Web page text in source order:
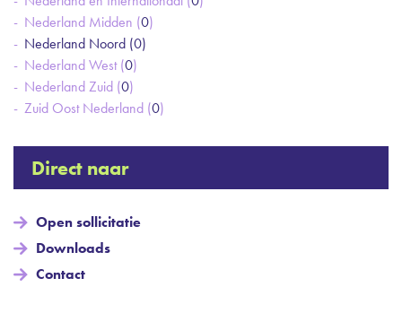
Nederland Midden (0)
Nederland Noord (0)
Nederland West (0)
Nederland Zuid (0)
Zuid Oost Nederland (0)
Direct naar
Open sollicitatie
Downloads
Contact